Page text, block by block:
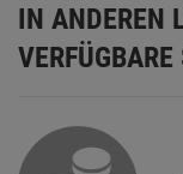
IN ANDEREN